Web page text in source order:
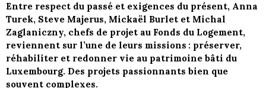
Entre respect du passé et exigences du présent, Anna
Turek, Steve Majerus, Mickaël Burlet et Michal
Zaglaniczny, chefs de projet au Fonds du Logement,
reviennent sur l’une de leurs missions : préserver,
réhabiliter et redonner vie au patrimoine bâti du
Luxembourg. Des projets passionnants bien que
souvent complexes.